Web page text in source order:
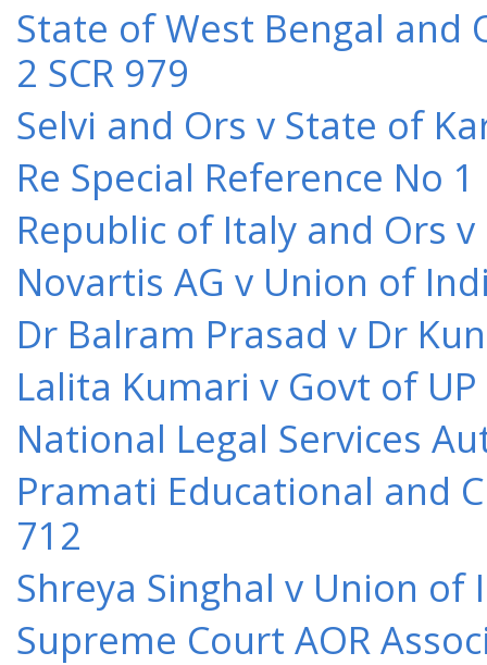
State of West Bengal
2 SCR 979
Selvi and Ors v State of
Re Special Reference No
Republic of Italy and Ors
Novartis AG v Union of
Dr Balram Prasad v Dr
Lalita Kumari v Govt of
National Legal Services
Pramati Educational and
712
Shreya Singhal v Union of
Supreme Court AOR